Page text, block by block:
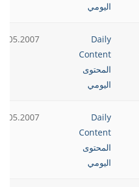
اليومي
Daily
Content
المحتوى
اليومي
Daily
Content
المحتوى
اليومي